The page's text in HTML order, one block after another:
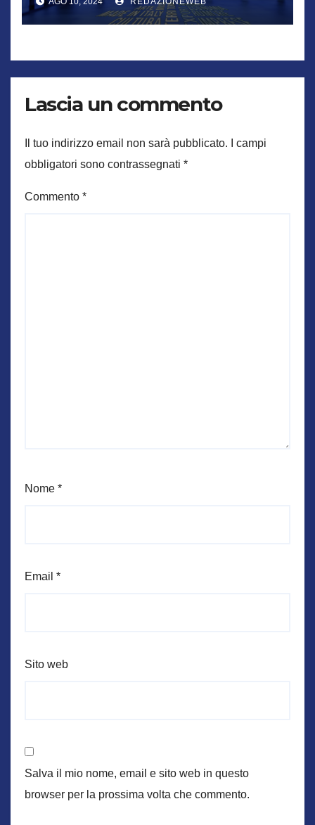
partito”
Lascia un commento
Il tuo indirizzo email non sarà pubblicato.
I campi
obbligatori sono contrassegnati *
Commento *
Nome *
Email *
Sito web
Salva il mio nome, email e sito web in questo
browser per la prossima volta che commento.